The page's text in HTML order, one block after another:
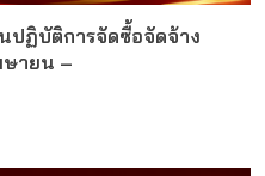
ปฏิบัติการจัดซื้อจัดจ้าง
ษายน –